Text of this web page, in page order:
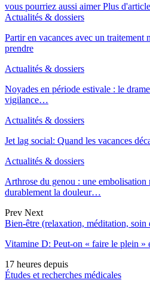
vous pourriez aussi aimer Plus
Actualités & dossiers
Partir en vacances avec un traitement
prendre
Actualités & dossiers
Noyades en période estivale : le
vigilance…
Actualités & dossiers
Jet lag social: Quand les vacances
Actualités & dossiers
Arthrose du genou : une
durablement la douleur…
Prev Next
Bien-être (relaxation, méditation, soin
Vitamine D: Peut-on « faire le plein »
17 heures depuis
Études et recherches médicales